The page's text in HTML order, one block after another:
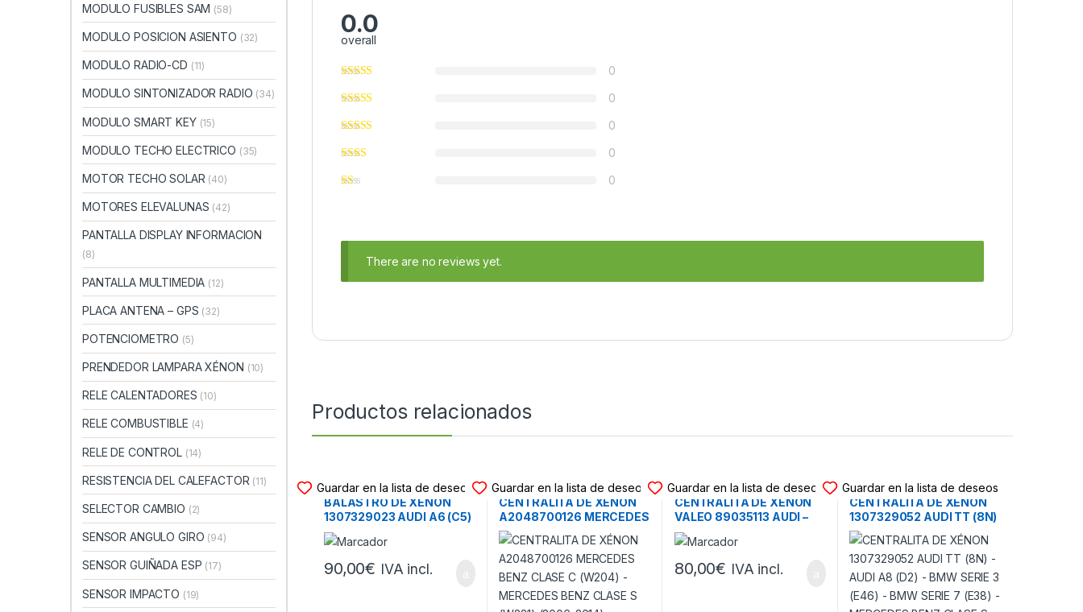
0.0
overall
0
0
0
0
0
There are no reviews yet.
Productos relacionados
Guardar en la lista de deseos
BALASTRO DE XÉNON
1307329023 AUDI A6 (C5)
(1998-2004)
90,00€ IVA incl.
Guardar en la lista de deseos
CENTRALITA DE XÉNON
A2048700126 MERCEDES
BENZ CLASE C (W204) –
MERCEDES BENZ CLASE S
(W221) (2006-2014)
Guardar en la lista de deseos
CENTRALITA DE XÉNON
VALEO 89035113 AUDI –
CITROEN – VOLKSWAGEN
– VOLVO (2002-2008)
80,00€ IVA incl.
Guardar en la lista de deseos
CENTRALITA DE XÉNON
1307329052 AUDI TT (8N)
– AUDI A8 (D2) – BMW
SERIE 3 (E46) – BMW
SERIE 7 (E38) – MERCEDES
BENZ CLASE S (W140-
W220) – VOLKSWAGEN
GOLF IV (1995-2004)
MODULO FUSIBLES SAM (58)
MODULO POSICION ASIENTO (32)
MODULO RADIO-CD (11)
MODULO SINTONIZADOR RADIO (34)
MODULO SMART KEY (15)
MODULO TECHO ELECTRICO (35)
MOTOR TECHO SOLAR (40)
MOTORES ELEVALUNAS (42)
PANTALLA DISPLAY INFORMACION
(8)
PANTALLA MULTIMEDIA (12)
PLACA ANTENA – GPS (32)
POTENCIOMETRO (5)
PRENDEDOR LAMPARA XÉNON (10)
RELE CALENTADORES (10)
RELE COMBUSTIBLE (4)
RELE DE CONTROL (14)
RESISTENCIA DEL CALEFACTOR (11)
SELECTOR CAMBIO (2)
SENSOR ANGULO GIRO (94)
SENSOR GUIÑADA ESP (17)
SENSOR IMPACTO (19)